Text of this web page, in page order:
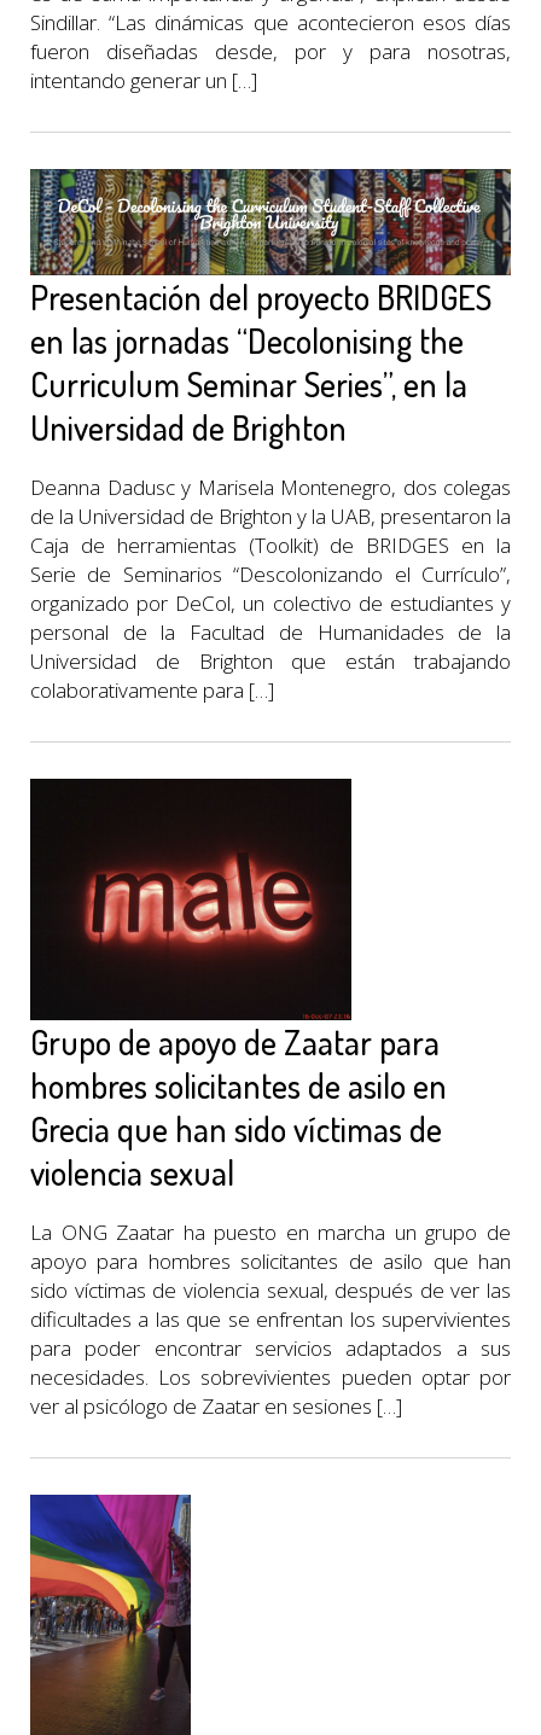
Sindillar. “Las dinámicas que acontecieron esos días
fueron diseñadas desde, por y para nosotras,
intentando generar un […]
Presentación del proyecto BRIDGES
en las jornadas “Decolonising the
Curriculum Seminar Series”, en la
Universidad de Brighton
Deanna Dadusc y Marisela Montenegro, dos colegas
de la Universidad de Brighton y la UAB, presentaron la
Caja de herramientas (Toolkit) de BRIDGES en la
Serie de Seminarios “Descolonizando el Currículo”,
organizado por DeCol, un colectivo de estudiantes y
personal de la Facultad de Humanidades de la
Universidad de Brighton que están trabajando
colaborativamente para […]
Grupo de apoyo de Zaatar para
hombres solicitantes de asilo en
Grecia que han sido víctimas de
violencia sexual
La ONG Zaatar ha puesto en marcha un grupo de
apoyo para hombres solicitantes de asilo que han
sido víctimas de violencia sexual, después de ver las
dificultades a las que se enfrentan los supervivientes
para poder encontrar servicios adaptados a sus
necesidades. Los sobrevivientes pueden optar por
ver al psicólogo de Zaatar en sesiones […]